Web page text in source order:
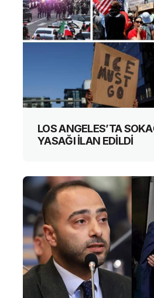
LOS ANGELES’TA
YASAĞI İLAN EDİLDİ